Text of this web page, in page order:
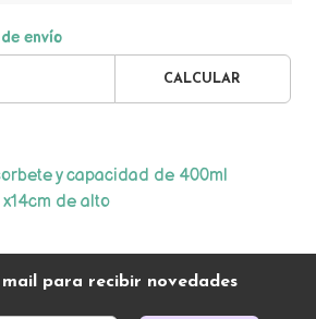
envío
CALCULAR
y capacidad de 400ml
de alto
mail para recibir novedades